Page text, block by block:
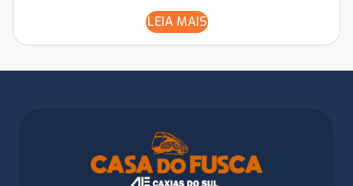
LEIA MAIS